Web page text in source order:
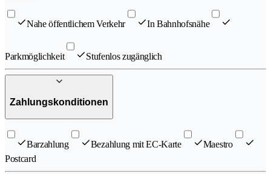
Nahe öffentlichem Verkehr In Bahnhofsnähe
Parkmöglichkeit Stufenlos zugänglich
Zahlungskonditionen
Barzahlung Bezahlung mit EC-Karte
Maestro
Postcard